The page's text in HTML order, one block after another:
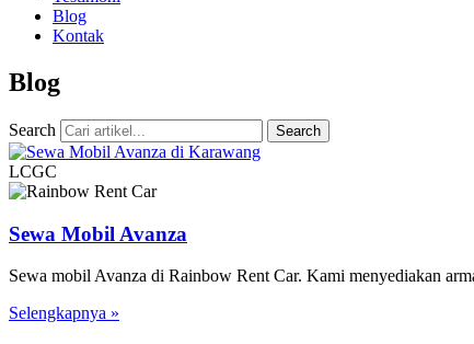
Blog
Kontak
Blog
Search Search
LCGC
Sewa Mobil Avanza
Sewa mobil Avanza di Rainbow Rent Car. Kami menyediakan
Selengkapnya »